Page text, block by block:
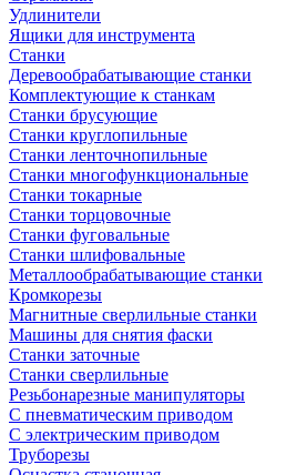
Удлинители
Ящики для инструмента
Станки
Деревообрабатывающие станки
Комплектующие к станкам
Станки брусующие
Станки круглопильные
Станки ленточнопильные
Станки многофункциональные
Станки токарные
Станки торцовочные
Станки фуговальные
Станки шлифовальные
Металлообрабатывающие станки
Кромкорезы
Магнитные сверлильные станки
Машины для снятия фаски
Станки заточные
Станки сверлильные
Резьбонарезные манипуляторы
С пневматическим приводом
С электрическим приводом
Труборезы